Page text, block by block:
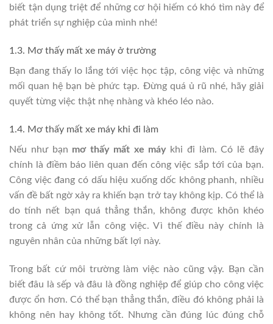
biết tận dụng triệt để những cơ hội hiếm có khó tìm này để
phát triển sự nghiệp của mình nhé!
1.3. Mơ thấy mất xe máy ở trường
Bạn đang thấy lo lắng tới việc học tập, công việc và những
mối quan hệ bạn bè phức tạp. Đừng quá ủ rũ nhé, hãy giải
quyết từng việc thật nhẹ nhàng và khéo léo nào.
1.4. Mơ thấy mất xe máy khi đi làm
Nếu như bạn mơ thấy mất xe máykhi đi làm. Có lẽ đây
chính là điềm báo liên quan đến công việc sắp tới của bạn.
Công việc đang có dấu hiệu xuống dốc không phanh, nhiều
vấn đề bất ngờ xảy ra khiến bạn trở tay không kịp. Có thể là
do tính nết bạn quá thẳng thắn, không được khôn khéo
trong cả ứng xử lẫn công việc. Vì thế điều này chính là
nguyên nhân của những bất lợi này.
Trong bất cứ môi trường làm việc nào cũng vậy. Bạn cần
biết đâu là sếp và đâu là đồng nghiệp để giúp cho công việc
được ổn hơn. Có thể bạn thẳng thắn, điều đó không phải là
không nên hay không tốt. Nhưng cần đúng lúc đúng chỗ